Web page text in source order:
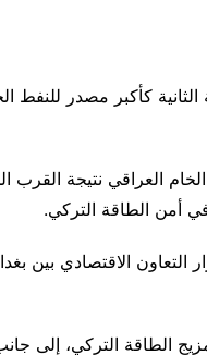
العراقي نتيجة القرب
أمن الطاقة التركي.
الاقتصادي بين
الطاقة التركي، إلى